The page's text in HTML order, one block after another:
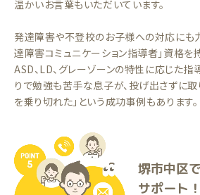
温かいお言葉もいただいています。
発達障害や不登校のお子様への対応にも
達障害コミュニケーション指導者」資格を
ASD、LD、グレーゾーンの特性に応じた指
りで勉強も苦手な息子が、投げ出さずに
を乗り切れた」という成功事例もあります。
堺市中区
サポート